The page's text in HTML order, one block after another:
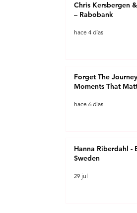
Chris Kersbergen
– Rabobank
hace 4 días
Forget The
Moments That
hace 6 días
Hanna Riberdahl -
Sweden
29 jul